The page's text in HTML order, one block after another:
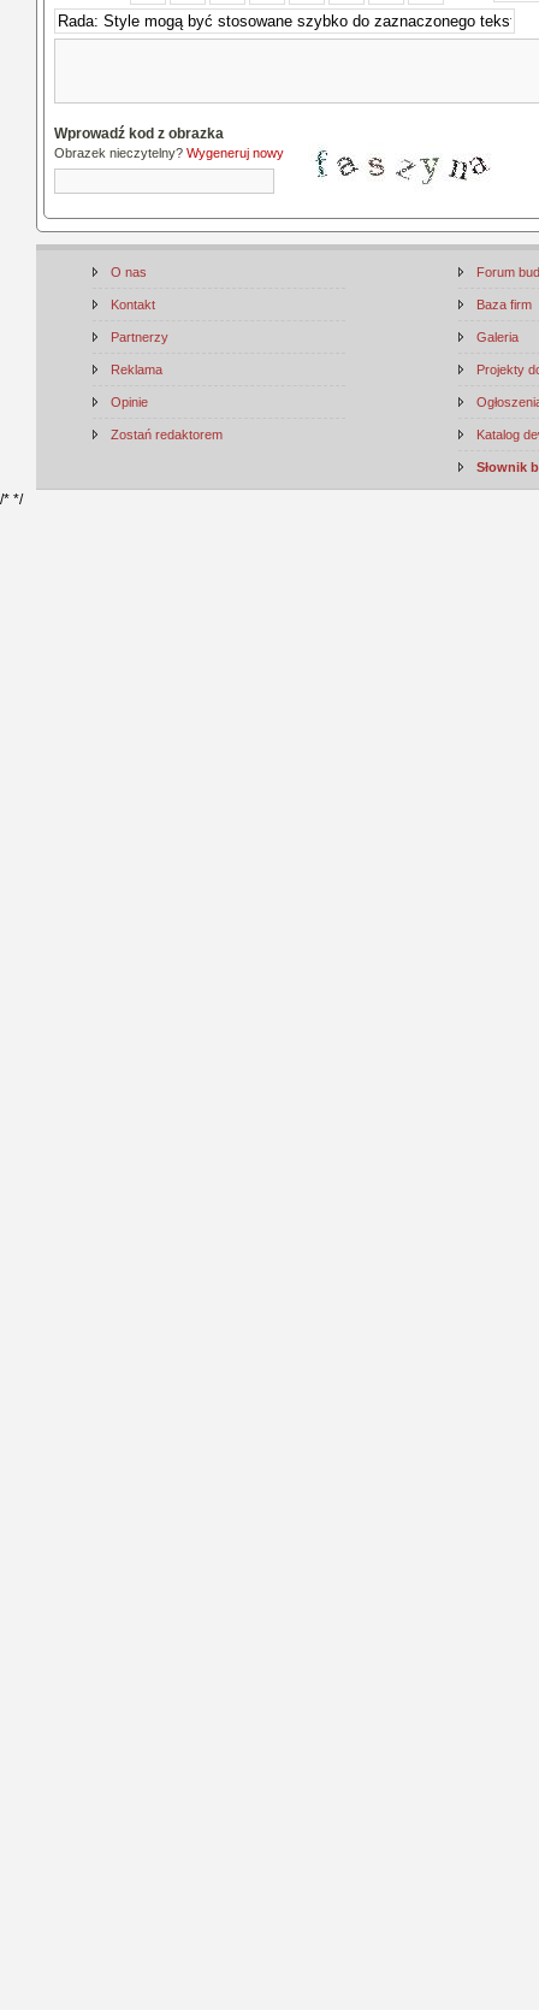
Wprowadź kod z obrazka
Obrazek nieczytelny? Wygeneruj nowy
O nas
Kontakt
Partnerzy
Reklama
Opinie
Zostań redaktorem
Forum
Baza firm
Galeria
Projekty
Katalog
Słownik
/* */